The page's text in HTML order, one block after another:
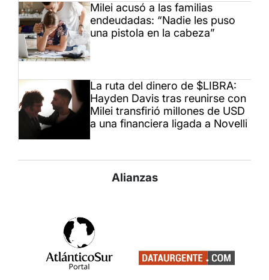
Milei acusó a las familias
endeudadas: “Nadie les puso
una pistola en la cabeza”
La ruta del dinero de $LIBRA:
Hayden Davis tras reunirse con
Milei transfirió millones de USD
a una financiera ligada a Novelli
Alianzas